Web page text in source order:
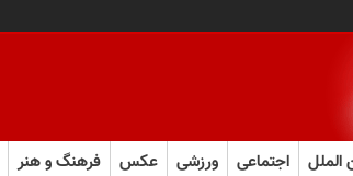
الملل اجتماعی ورزشی عکس فرهنگ و هنر